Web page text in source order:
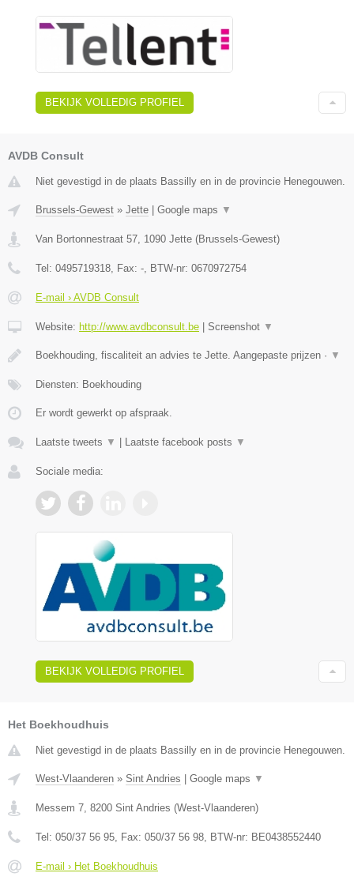
BEKIJK VOLLEDIG PROFIEL
AVDB Consult
Niet gevestigd in de plaats Bassilly en in de provincie Henegouwen.
Brussels-Gewest » Jette Google maps ▼
Van Bortonnestraat 57, 1090 Jette (Brussels-Gewest)
Tel: 0495719318, Fax: -, BTW-nr: 0670972754
E-mail › AVDB Consult
Website: http://www.avdbconsult.be Screenshot ▼
Boekhouding, fiscaliteit an advies te Jette. Aangepaste prijzen · ▼
Diensten: Boekhouding
Er wordt gewerkt op afspraak.
Laatste tweets ▼ Laatste facebook posts ▼
Sociale media:
BEKIJK VOLLEDIG PROFIEL
Het Boekhoudhuis
Niet gevestigd in de plaats Bassilly en in de provincie Henegouwen.
West-Vlaanderen » Sint Andries Google maps ▼
Messem 7 8200 Sint Andries (West-Vlaanderen)
Tel: 050/37 56 95 , Fax: 050/37 56 98 , BTW-nr: BE0438552440
E-mail › Het Boekhoudhuis